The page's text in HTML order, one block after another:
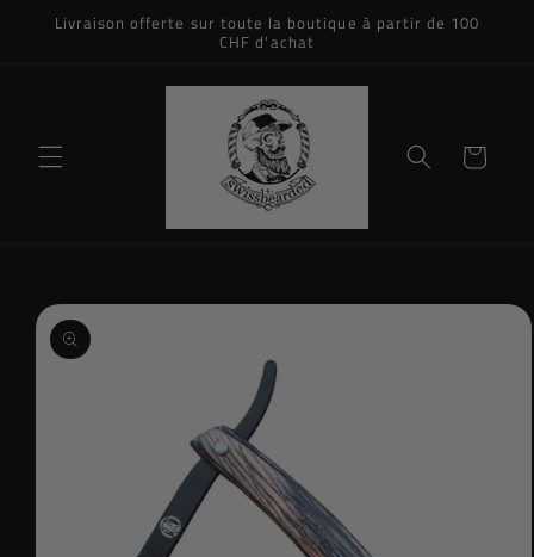
passer
Livraison offerte sur toute la boutique à partir de 100
CHF d'achat
Panier
Passer aux
informations
produits